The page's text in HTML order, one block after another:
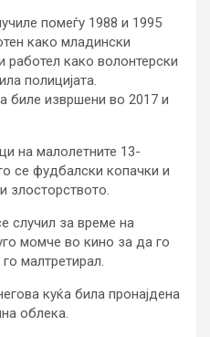
помеѓу 1988 и 1995
како младински
како волонтерски
полицијата.
извршени во 2017 и
на малолетните 13-
се фудбалски копачки и
злосторството.
случил за време на
момче во кино за да го
малтретирал.
куќа била пронајдена
облека.